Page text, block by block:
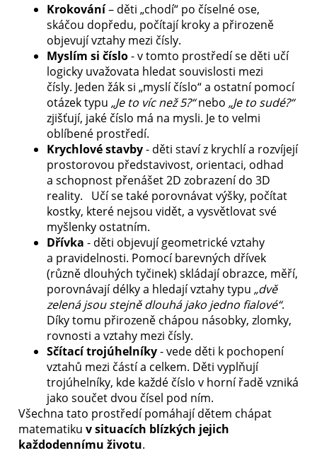
Krokování– děti „chodí“ po číselné ose,
skáčou dopředu, počítají kroky a přirozeně
objevují vztahy mezi čísly.
Myslím si číslo- v tomto prostředí se děti učí
logicky uvažovata hledat souvislosti mezi
čísly. Jeden žák si „myslí číslo“ a ostatní pomocí
otázek typu „Je to víc než 5?“nebo „Je to sudé?“
zjišťují, jaké číslo má na mysli. Je to velmi
oblíbené prostředí.
Krychlové stavby- děti staví z krychlí a rozvíjejí
prostorovou představivost, orientaci, odhad
a schopnost přenášet 2D zobrazení do 3D
reality. Učí se také porovnávat výšky, počítat
kostky, které nejsou vidět, a vysvětlovat své
myšlenky ostatním.
Dřívka - děti objevují geometrické vztahy
a pravidelnosti. Pomocí barevných dřívek
(různě dlouhých tyčinek) skládají obrazce, měří,
porovnávají délky a hledají vztahy typu „dvě
zelená jsou stejně dlouhá jako jedno fialové“.
Díky tomu přirozeně chápou násobky, zlomky,
rovnosti a vztahy mezi čísly.
Sčítací trojúhelníky- vede děti k pochopení
vztahů mezi částí a celkem. Děti vyplňují
trojúhelníky, kde každé číslo v horní řadě vzniká
jako součet dvou čísel pod ním.
Všechna tato prostředí pomáhají dětem chápat
matematiku v situacích blízkých jejich
každodennímu životu.